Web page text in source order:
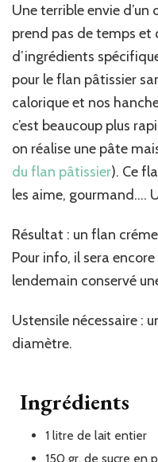
Une terrible envie
prend pas de temps et
d’ingrédients
pour le flan pâtissier
calorique et nos
c’est beaucoup plus
on réalise une pâte
du flan pâtissier). Ce
les aime, gourmand….
Résultat : un flan
Pour info, il sera
lendemain conservé
Ustensile nécessaire :
diamètre.
Ingrédients
1 litre de lait entier
150 gr. de sucre en